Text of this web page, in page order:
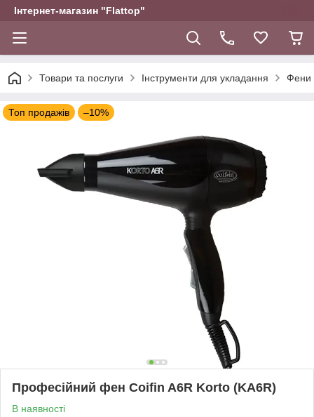
Інтернет-магазин "Flattop"
Товари та послуги Інструменти для укладання Фени
Топ продажів –10%
Професійний фен Сoifin A6R Korto (KA6R)
В наявності